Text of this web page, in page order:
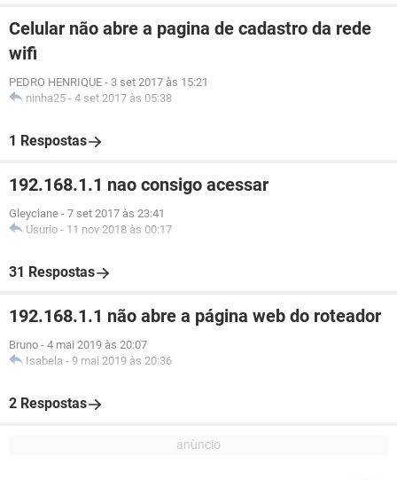
Celular não abre a pagina de cadastro da rede
wifi
PEDRO HENRIQUE - 3 set 2017 às 15:21
ninha25 - 4 set 2017 às 05:38
1 Respostas
192.168.1.1 nao consigo acessar
Gleyciane - 7 set 2017 às 23:41
Usurio - 11 nov 2018 às 00:17
31 Respostas
192.168.1.1 não abre a página web do roteador
Bruno - 4 mai 2019 às 20:07
Isabela - 9 mai 2019 às 20:36
2 Respostas